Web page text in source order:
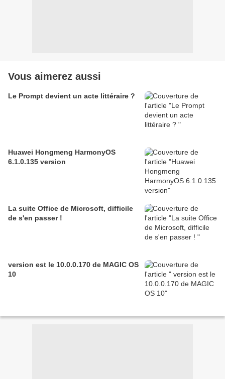
Vous aimerez aussi
Le Prompt devient un acte littéraire ?
Huawei Hongmeng HarmonyOS
6.1.0.135 version
La suite Office de Microsoft, difficile
de s'en passer !
version est le 10.0.0.170 de MAGIC OS
10